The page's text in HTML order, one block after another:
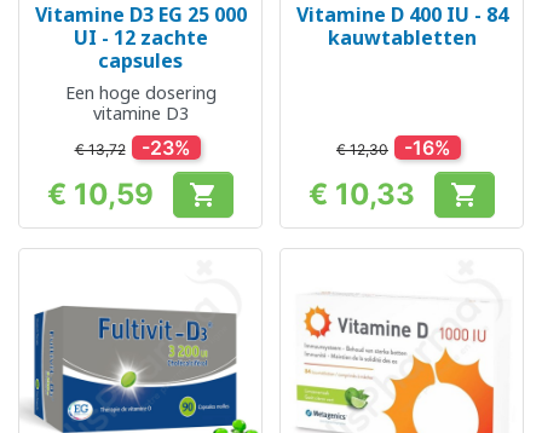
Vitamine D3 EG 25 000
UI - 12 zachte
capsules
Een hoge dosering
vitamine D3
€ 13,72 -23%
Prijs
€ 10,59 
Vitamine D 400 IU - 84
kauwtabletten
€ 12,30 -16%
Prijs
€ 10,33 